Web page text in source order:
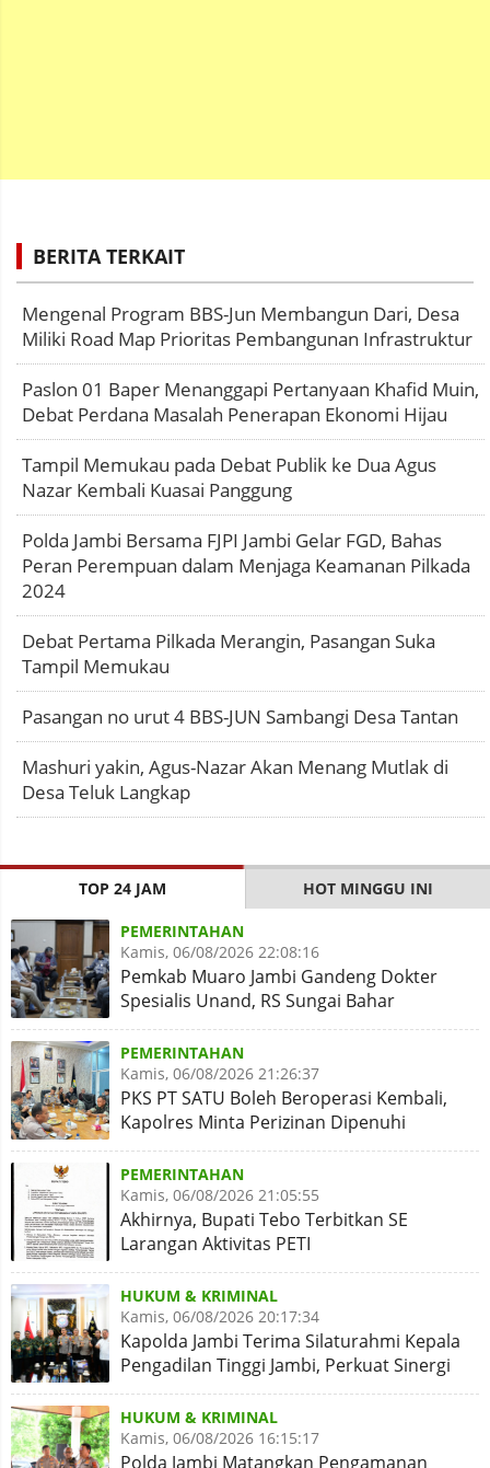
BERITA TERKAIT
Mengenal Program BBS-Jun Membangun Dari, Desa
Miliki Road Map Prioritas Pembangunan Infrastruktur
Paslon 01 Baper Menanggapi Pertanyaan Khafid Muin,
Debat Perdana Masalah Penerapan Ekonomi Hijau
Tampil Memukau pada Debat Publik ke Dua Agus
Nazar Kembali Kuasai Panggung
Polda Jambi Bersama FJPI Jambi Gelar FGD, Bahas
Peran Perempuan dalam Menjaga Keamanan Pilkada
2024
Debat Pertama Pilkada Merangin, Pasangan Suka
Tampil Memukau
Pasangan no urut 4 BBS-JUN Sambangi Desa Tantan
Mashuri yakin, Agus-Nazar Akan Menang Mutlak di
Desa Teluk Langkap
TOP 24 JAM HOT MINGGU INI
PEMERINTAHAN
Kamis, 06/08/2026 22:08:16
Pemkab Muaro Jambi Gandeng Dokter
Spesialis Unand, RS Sungai Bahar
Disiapkan Naik Kelas
PEMERINTAHAN
Kamis, 06/08/2026 21:26:37
PKS PT SATU Boleh Beroperasi Kembali,
Kapolres Minta Perizinan Dipenuhi
PEMERINTAHAN
Kamis, 06/08/2026 21:05:55
Akhirnya, Bupati Tebo Terbitkan SE
Larangan Aktivitas PETI
HUKUM & KRIMINAL
Kamis, 06/08/2026 20:17:34
Kapolda Jambi Terima Silaturahmi Kepala
Pengadilan Tinggi Jambi, Perkuat Sinergi
Antar Lembaga
HUKUM & KRIMINAL
Kamis, 06/08/2026 16:15:17
Polda Jambi Matangkan Pengamanan